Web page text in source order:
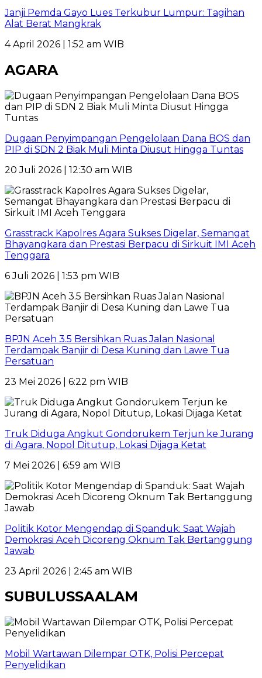
Janji Pemda Gayo Lues Terkubur Lumpur: Tagihan
Alat Berat Mangkrak
4 April 2026 | 1:52 am WIB
AGARA
Dugaan Penyimpangan Pengelolaan Dana BOS dan
PIP di SDN 2 Biak Muli Minta Diusut Hingga Tuntas
20 Juli 2026 | 12:30 am WIB
Grasstrack Kapolres Agara Sukses Digelar, Semangat
Bhayangkara dan Prestasi Berpacu di Sirkuit IMI Aceh
Tenggara
6 Juli 2026 | 1:53 pm WIB
BPJN Aceh 3.5 Bersihkan Ruas Jalan Nasional
Terdampak Banjir di Desa Kuning dan Lawe Tua
Persatuan
23 Mei 2026 | 6:22 pm WIB
Truk Diduga Angkut Gondorukem Terjun ke Jurang
di Agara, Nopol Ditutup, Lokasi Dijaga Ketat
7 Mei 2026 | 6:59 am WIB
Politik Kotor Mengendap di Spanduk: Saat Wajah
Demokrasi Aceh Dicoreng Oknum Tak Bertanggung
Jawab
23 April 2026 | 2:45 am WIB
SUBULUSSAALAM
Mobil Wartawan Dilempar OTK, Polisi Percepat
Penyelidikan